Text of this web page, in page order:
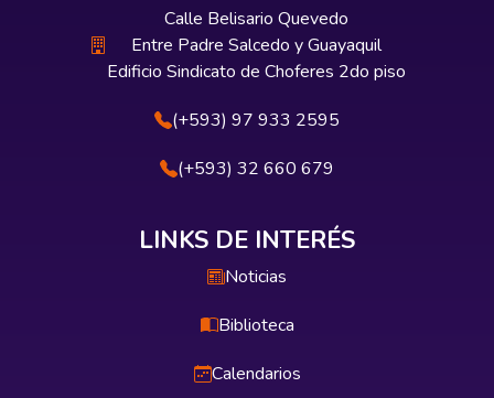
Calle Belisario Quevedo
Entre Padre Salcedo y Guayaquil
Edificio Sindicato de Choferes 2do piso
(+593) 97 933 2595
(+593) 32 660 679
LINKS DE INTERÉS
Noticias
Biblioteca
Calendarios